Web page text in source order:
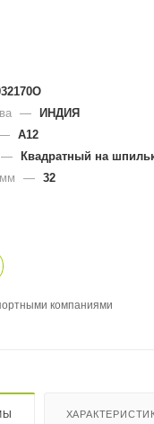
— ИНДИЯ
A12
— Квадратный на
— 32
компаниями